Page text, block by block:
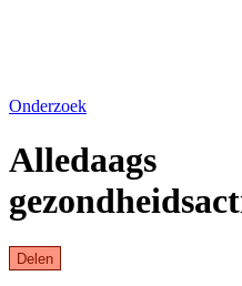
Onderzoek
Alledaags
Delen